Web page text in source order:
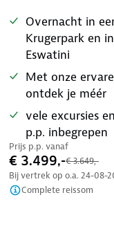
Overnacht in
Krugerpark en
Eswatini
Met onze
ontdek je méér
vele excursies
p.p. inbegrepen
Prijs p.p. vanaf
€ 3.499,-€ 3.649,-
Bij vertrek op o.a. 24-08-
Complete reissom